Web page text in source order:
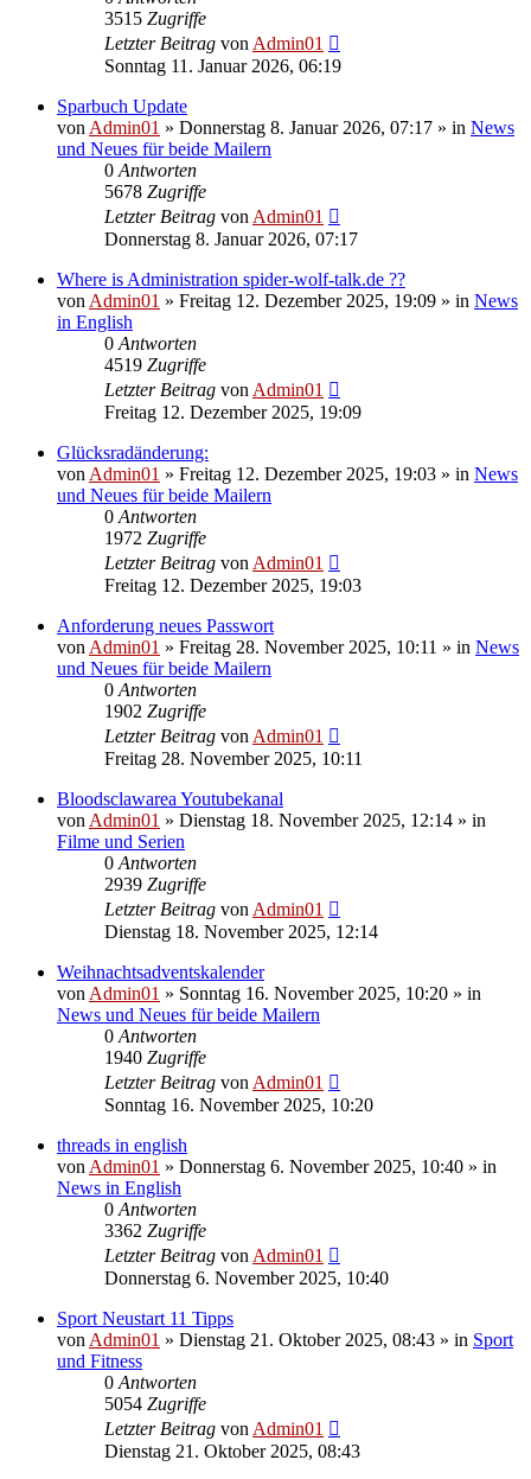
3515 Zugriffe
Letzter Beitrag von Admin01
Sonntag 11. Januar 2026, 06:19
Sparbuch Update
von Admin01 » Donnerstag 8. Januar 2026, 07:17 » in News
und Neues für beide Mailern
0 Antworten
5678 Zugriffe
Letzter Beitrag von Admin01
Donnerstag 8. Januar 2026, 07:17
Where is Administration spider-wolf-talk.de ??
von Admin01 » Freitag 12. Dezember 2025, 19:09 » in News
in English
0 Antworten
4519 Zugriffe
Letzter Beitrag von Admin01
Freitag 12. Dezember 2025, 19:09
Glücksradänderung:
von Admin01 » Freitag 12. Dezember 2025, 19:03 » in News
und Neues für beide Mailern
0 Antworten
1972 Zugriffe
Letzter Beitrag von Admin01
Freitag 12. Dezember 2025, 19:03
Anforderung neues Passwort
von Admin01 » Freitag 28. November 2025, 10:11 » in News
und Neues für beide Mailern
0 Antworten
1902 Zugriffe
Letzter Beitrag von Admin01
Freitag 28. November 2025, 10:11
Bloodsclawarea Youtubekanal
von Admin01 » Dienstag 18. November 2025, 12:14 » in
Filme und Serien
0 Antworten
2939 Zugriffe
Letzter Beitrag von Admin01
Dienstag 18. November 2025, 12:14
Weihnachtsadventskalender
von Admin01 » Sonntag 16. November 2025, 10:20 » in
News und Neues für beide Mailern
0 Antworten
1940 Zugriffe
Letzter Beitrag von Admin01
Sonntag 16. November 2025, 10:20
threads in english
von Admin01 » Donnerstag 6. November 2025, 10:40 » in
News in English
0 Antworten
3362 Zugriffe
Letzter Beitrag von Admin01
Donnerstag 6. November 2025, 10:40
Sport Neustart 11 Tipps
von Admin01 » Dienstag 21. Oktober 2025, 08:43 » in Sport
und Fitness
0 Antworten
5054 Zugriffe
Letzter Beitrag von Admin01
Dienstag 21. Oktober 2025, 08:43